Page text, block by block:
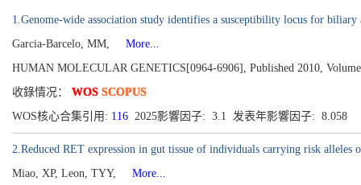
1.Genome-wide association study identifies a susceptibility locus for biliary
Garcia-Barcelo, MM,
More...
HUMAN MOLECULAR GENETICS[0964-6906], Published 2010, Volume
收錄情况： WOS SCOPUS
WOS核心合集引用: 116 2025影響因子: 3.1 发表年影響因子: 8.058
2.Reduced RET expression in gut tissue of individuals carrying risk alleles
Miao, XP, Leon, TYY,
More...